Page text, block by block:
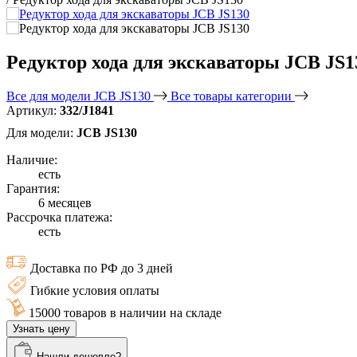
Редуктор хода для экскаваторы JCB
Все для модели JCB JS130
Все товары категории
Артикул: 332/J1841
Для модели: JCB JS130
Наличие:
есть
Гарантия:
6 месяцев
Рассрочка платежа:
есть
Доставка по РФ до 3 дней
Гибкие условия оплаты
15000 товаров в наличии на складе
Узнать цену